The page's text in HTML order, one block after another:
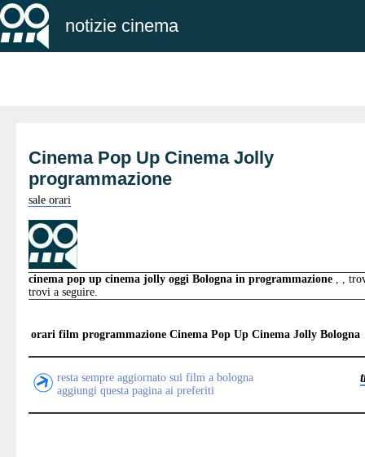
notizie cinema
Cinema Pop Up Cinema Jolly
programmazione
sale orari
cinema pop up cinema jolly oggi Bologna in programmazione , ,
trovi a seguire.
orari film programmazione Cinema Pop Up Cinema Jolly Bologna
resta sempre aggiornato sui film a bologna
aggiungi questa pagina ai preferiti